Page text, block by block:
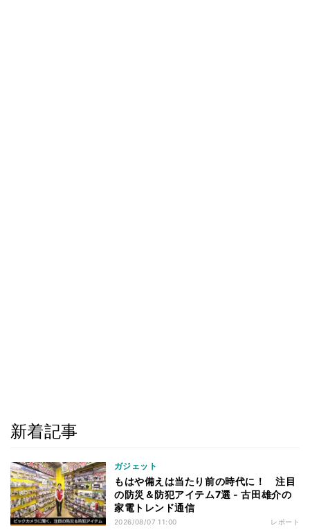
新着記事
ガジェット
もはや備えは当たり前の時代に！ 注目
の防災＆防犯アイテム7選 - 古田雄介の
家電トレンド通信
2026/08/07 11:00 レポート